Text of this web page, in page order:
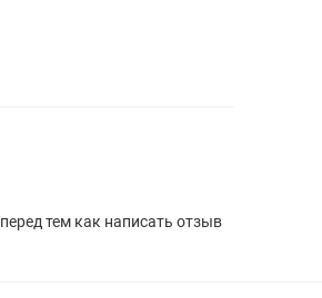
перед тем как написать отзыв